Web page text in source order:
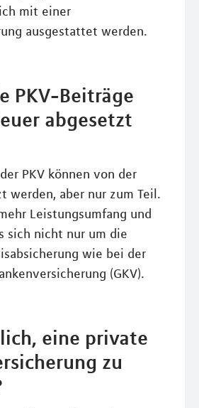
mit einer
ausgestattet werden.
PKV-Beiträge
abgesetzt
PKV können von der
werden, aber nur zum Teil.
Leistungsumfang und
sich nicht nur um die
wie bei der
(GKV).
eine private
zu